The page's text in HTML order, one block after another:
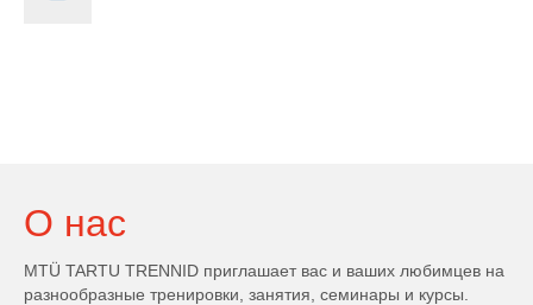
О нас
MTÜ TARTU TRENNID приглашает вас и ваших любимцев на
разнообразные тренировки, занятия, семинары и курсы.